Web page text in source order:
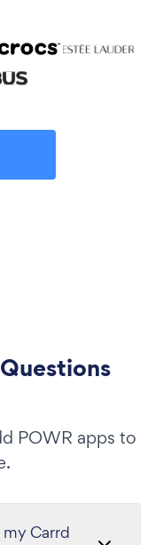
POWR apps to
Carrd